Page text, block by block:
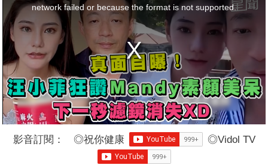
window.
network failed or because the format is not supported.
影音訂閱： ◎祝你健康 ◎Vidol TV